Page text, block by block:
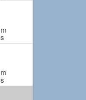
m
s
m
s